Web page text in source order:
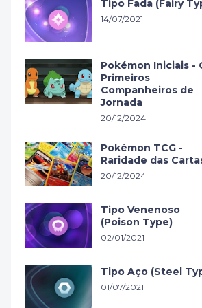
Tipo Fada (Fairy
14/07/2021
Pokémon Iniciais -
Primeiros
Companheiros de
Jornada
20/12/2024
Pokémon TCG -
Raridade das
20/12/2024
Tipo Venenoso
(Poison Type)
02/01/2021
Tipo Aço (Steel
01/07/2021